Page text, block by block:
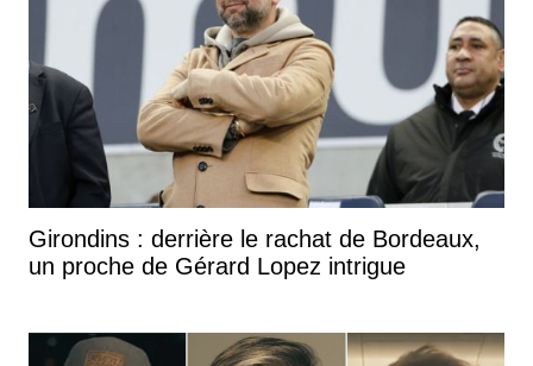
Girondins : derrière le rachat de Bordeaux,
un proche de Gérard Lopez intrigue